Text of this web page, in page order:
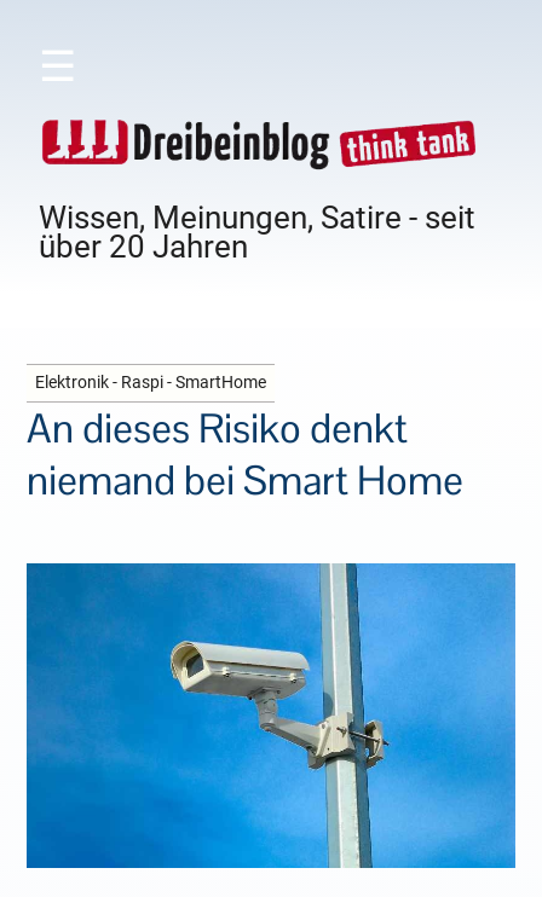
☰
Wissen, Meinungen, Satire - seit
über 20 Jahren
Elektronik - Raspi - SmartHome
An dieses Risiko denkt
niemand bei Smart Home